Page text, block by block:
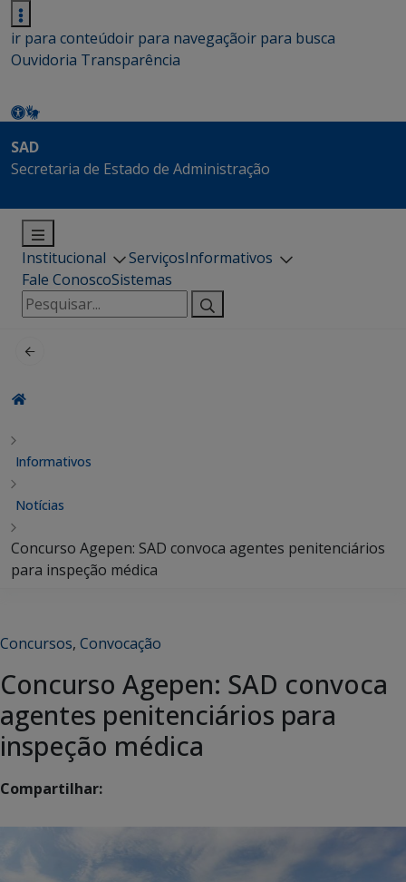
ir para conteúdoir para navegaçãoir para busca
Ouvidoria Transparência
SAD
Secretaria de Estado de Administração
Institucional ServiçosInformativos
Fale ConoscoSistemas
Pesquisar
por:
Informativos
Notícias
Concurso Agepen: SAD convoca agentes penitenciários
para inspeção médica
Concursos, Convocação
Concurso Agepen: SAD convoca
agentes penitenciários para
inspeção médica
Compartilhar: